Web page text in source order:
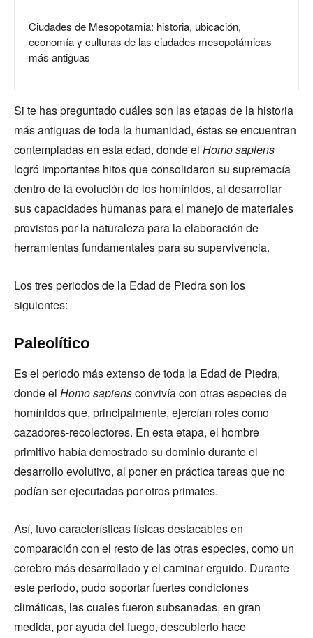
Ciudades de Mesopotamia: historia, ubicación,
economía y culturas de las ciudades mesopotámicas
más antiguas
Si te has preguntado cuáles son las etapas de la historia
más antiguas de toda la humanidad, éstas se encuentran
contempladas en esta edad, donde el Homo sapiens
logró importantes hitos que consolidaron su supremacía
dentro de la evolución de los homínidos, al desarrollar
sus capacidades humanas para el manejo de materiales
provistos por la naturaleza para la elaboración de
herramientas fundamentales para su supervivencia.
Los tres periodos de la Edad de Piedra son los
siguientes:
Paleolítico
Es el periodo más extenso de toda la Edad de Piedra,
donde el Homo sapiensconvivía con otras especies de
homínidos que, principalmente, ejercían roles como
cazadores-recolectores. En esta etapa, el hombre
primitivo había demostrado su dominio durante el
desarrollo evolutivo, al poner en práctica tareas que no
podían ser ejecutadas por otros primates.
Así, tuvo características físicas destacables en
comparación con el resto de las otras especies, como un
cerebro más desarrollado y el caminar erguido. Durante
este periodo, pudo soportar fuertes condiciones
climáticas, las cuales fueron subsanadas, en gran
medida, por ayuda del fuego, descubierto hace